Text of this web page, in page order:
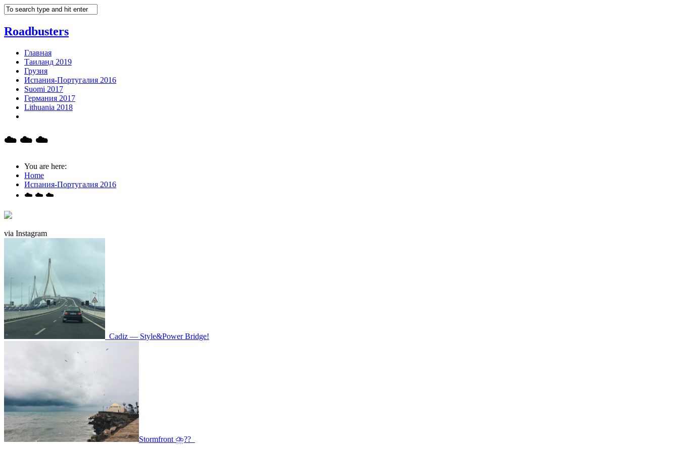
Roadbusters
Главная
Таиланд 2019
Грузия
Испания-Португалия 2016
Suomi 2017
Германия 2017
Lithuania 2018
☁️ ☁️ ☁️
You are here:
Home
Испания-Португалия 2016
☁️ ☁️ ☁️
via Instagram
Cadiz — Style&Power Bridge!
Stormfront ⛈??